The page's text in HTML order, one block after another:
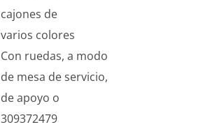
cajones de
varios colores
Con ruedas, a modo
de mesa de servicio,
de apoyo o
309372479